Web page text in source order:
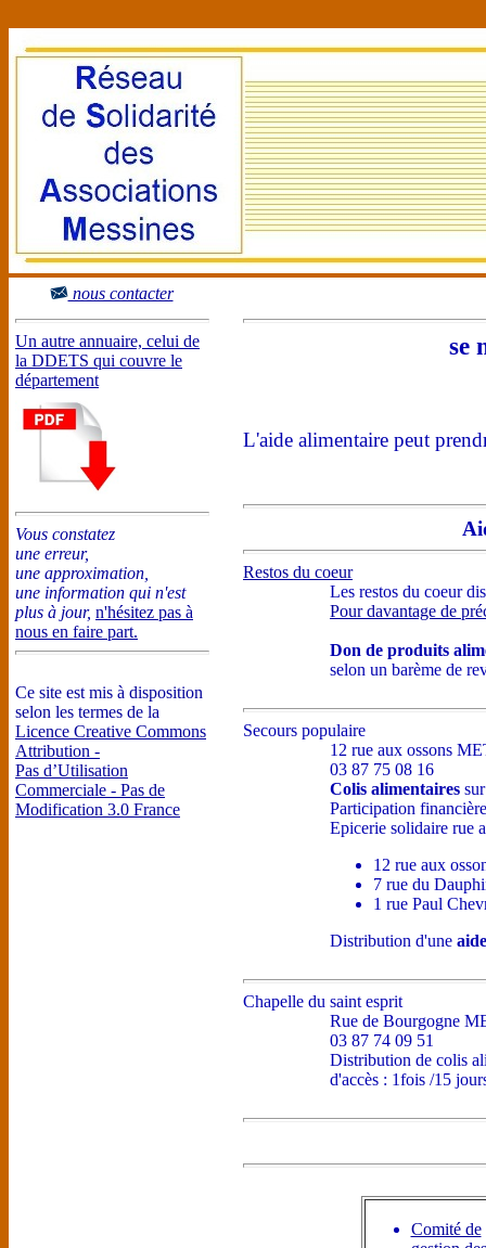
nous contacter
Un autre annuaire, celui de
la DDETS qui couvre le
département
Vous constatez
une erreur,
une approximation,
une information qui n'est
plus à jour, n'hésitez pas à
nous en faire part.
Ce site est mis à disposition
selon les termes de la
Licence Creative Commons
Attribution -
Pas d’Utilisation
Commerciale - Pas de
Modification 3.0 France
se
L'aide alimentaire peut
Restos du coeur
Les restos du coeur
Pour davantage de
Don de produits
selon un barème de
Secours populaire
12 rue aux ossons
03 87 75 08 16
Colis alimentaires
Participation
Epicerie solidaire rue
12 rue aux
7 rue du
1 rue Paul
Distribution d'une
Chapelle du saint esprit
Rue de Bourgogne
03 87 74 09 51
Distribution de colis
d'accès : 1fois /15
Comité de